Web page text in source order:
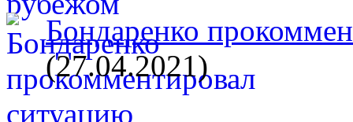
Бондаренко
(27.04.2021)